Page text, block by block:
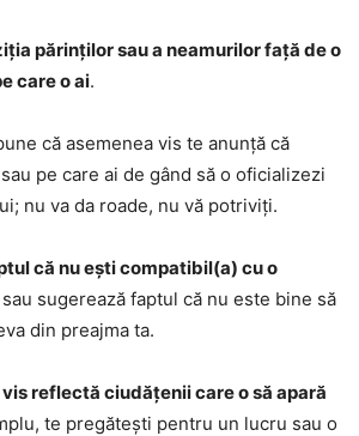
părinților sau a neamurilor față de o
care o ai.
că asemenea vis te anunță că
pe care ai de gând să o oficializezi
nu va da roade, nu vă potriviți.
că nu ești compatibil(a) cu o
sau sugerează faptul că nu este bine să
din preajma ta.
reflectă ciudățenii care o să apară
te pregătești pentru un lucru sau o